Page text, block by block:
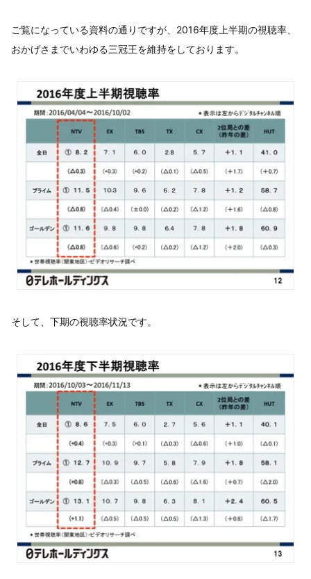
ご覧になっている資料の通りですが、2016年度上半期の視聴率、
おかげさまでいわゆる三冠王を維持をしております。
そして、下期の視聴率状況です。